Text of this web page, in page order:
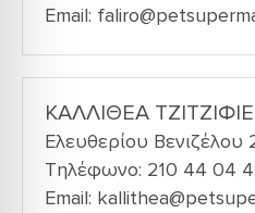
Email:
ΚΑΛΛΙΘΕΑ
Ελευθερίου Βενιζέλου
Τηλέφωνο: 210 44 04
Email: